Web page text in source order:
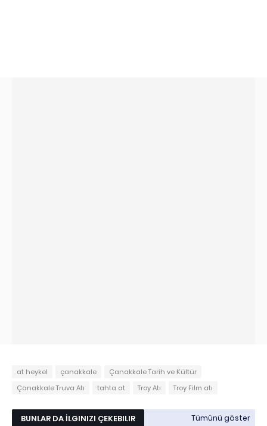
at heykel çanakkale
Çanakkale Tarih ve Kültür
Çanakkale Truva Atı
tahta at Troy Atı Troy Film atı
BUNLAR DA İLGINIZI ÇEKEBILIR Tümünü göster